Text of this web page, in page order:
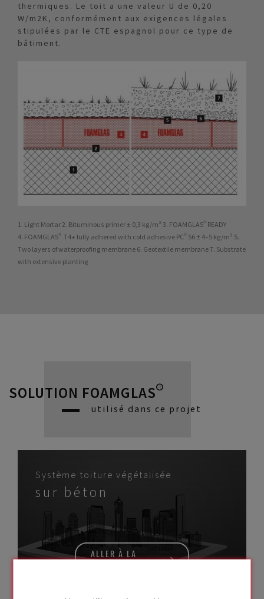
thermiques. Le toit a une valeur U de 0,20
W/m2K, conformément aux exigences légales
stipulées par le CTE espagnol pour ce type de
bâtiment.
1. Light Mortar 2. Bituminous primer ± 0,3 kg/m² 3. FOAMGLAS® READY
4. FOAMGLAS® T4+ fully adhered with cold adhesive PC® 56 ± 4–5 kg/m² 5.
Two layers of waterproofing membrane 6. Geotextile membrane 7. Substrate
with extensive planting
SOLUTION FOAMGLAS®
utilisé dans ce projet
Système toiture végétalisée
sur béton
ALLER À LA